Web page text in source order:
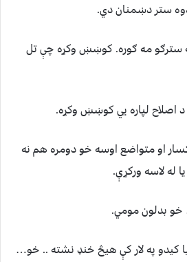
ستر دښمنان دي.
سترګو مه ګوره. كوښښ وكړه چې تل
اصلاح لپاره يي کوښښ وکړه.
او متواضع اوسه خو دومره هم نه
له لاسه ورکړې.
خو بدلون مومي.
كيدو په لار كې هيڅ خنډ نشته .. خو…